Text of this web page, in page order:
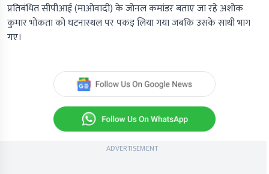
प्रतिबंधित सीपीआई (माओवादी) के जोनल कमांडर बताए जा रहे अशोक
कुमार भोकता को घटनास्थल पर पकड़ लिया गया जबकि उसके साथी भाग
गए।
ADVERTISEMENT